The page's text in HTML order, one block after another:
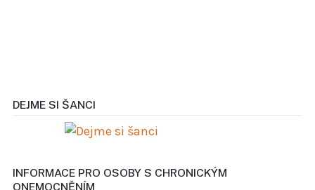
DEJME SI ŠANCI
INFORMACE PRO OSOBY S CHRONICKÝM
ONEMOCNĚNÍM